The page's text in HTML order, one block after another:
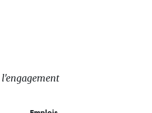
l'engagement